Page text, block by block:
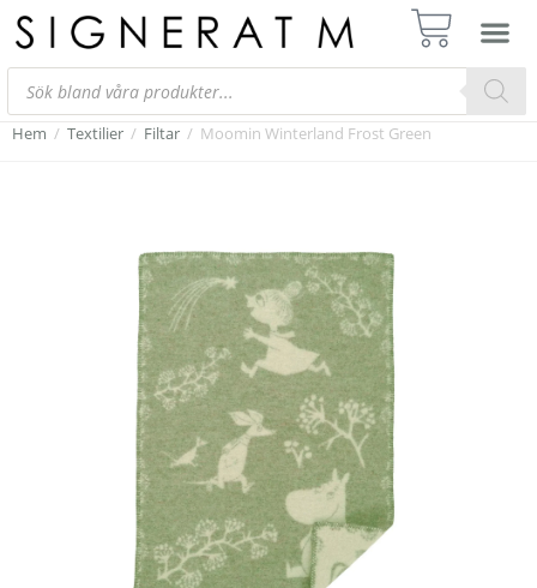
Hem / Textilier / Filtar / Moomin Winterland Frost Green